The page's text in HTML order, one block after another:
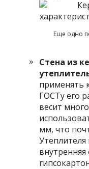
Еще одно
Стена из
применять
ГОСТу его
весит
мм, что